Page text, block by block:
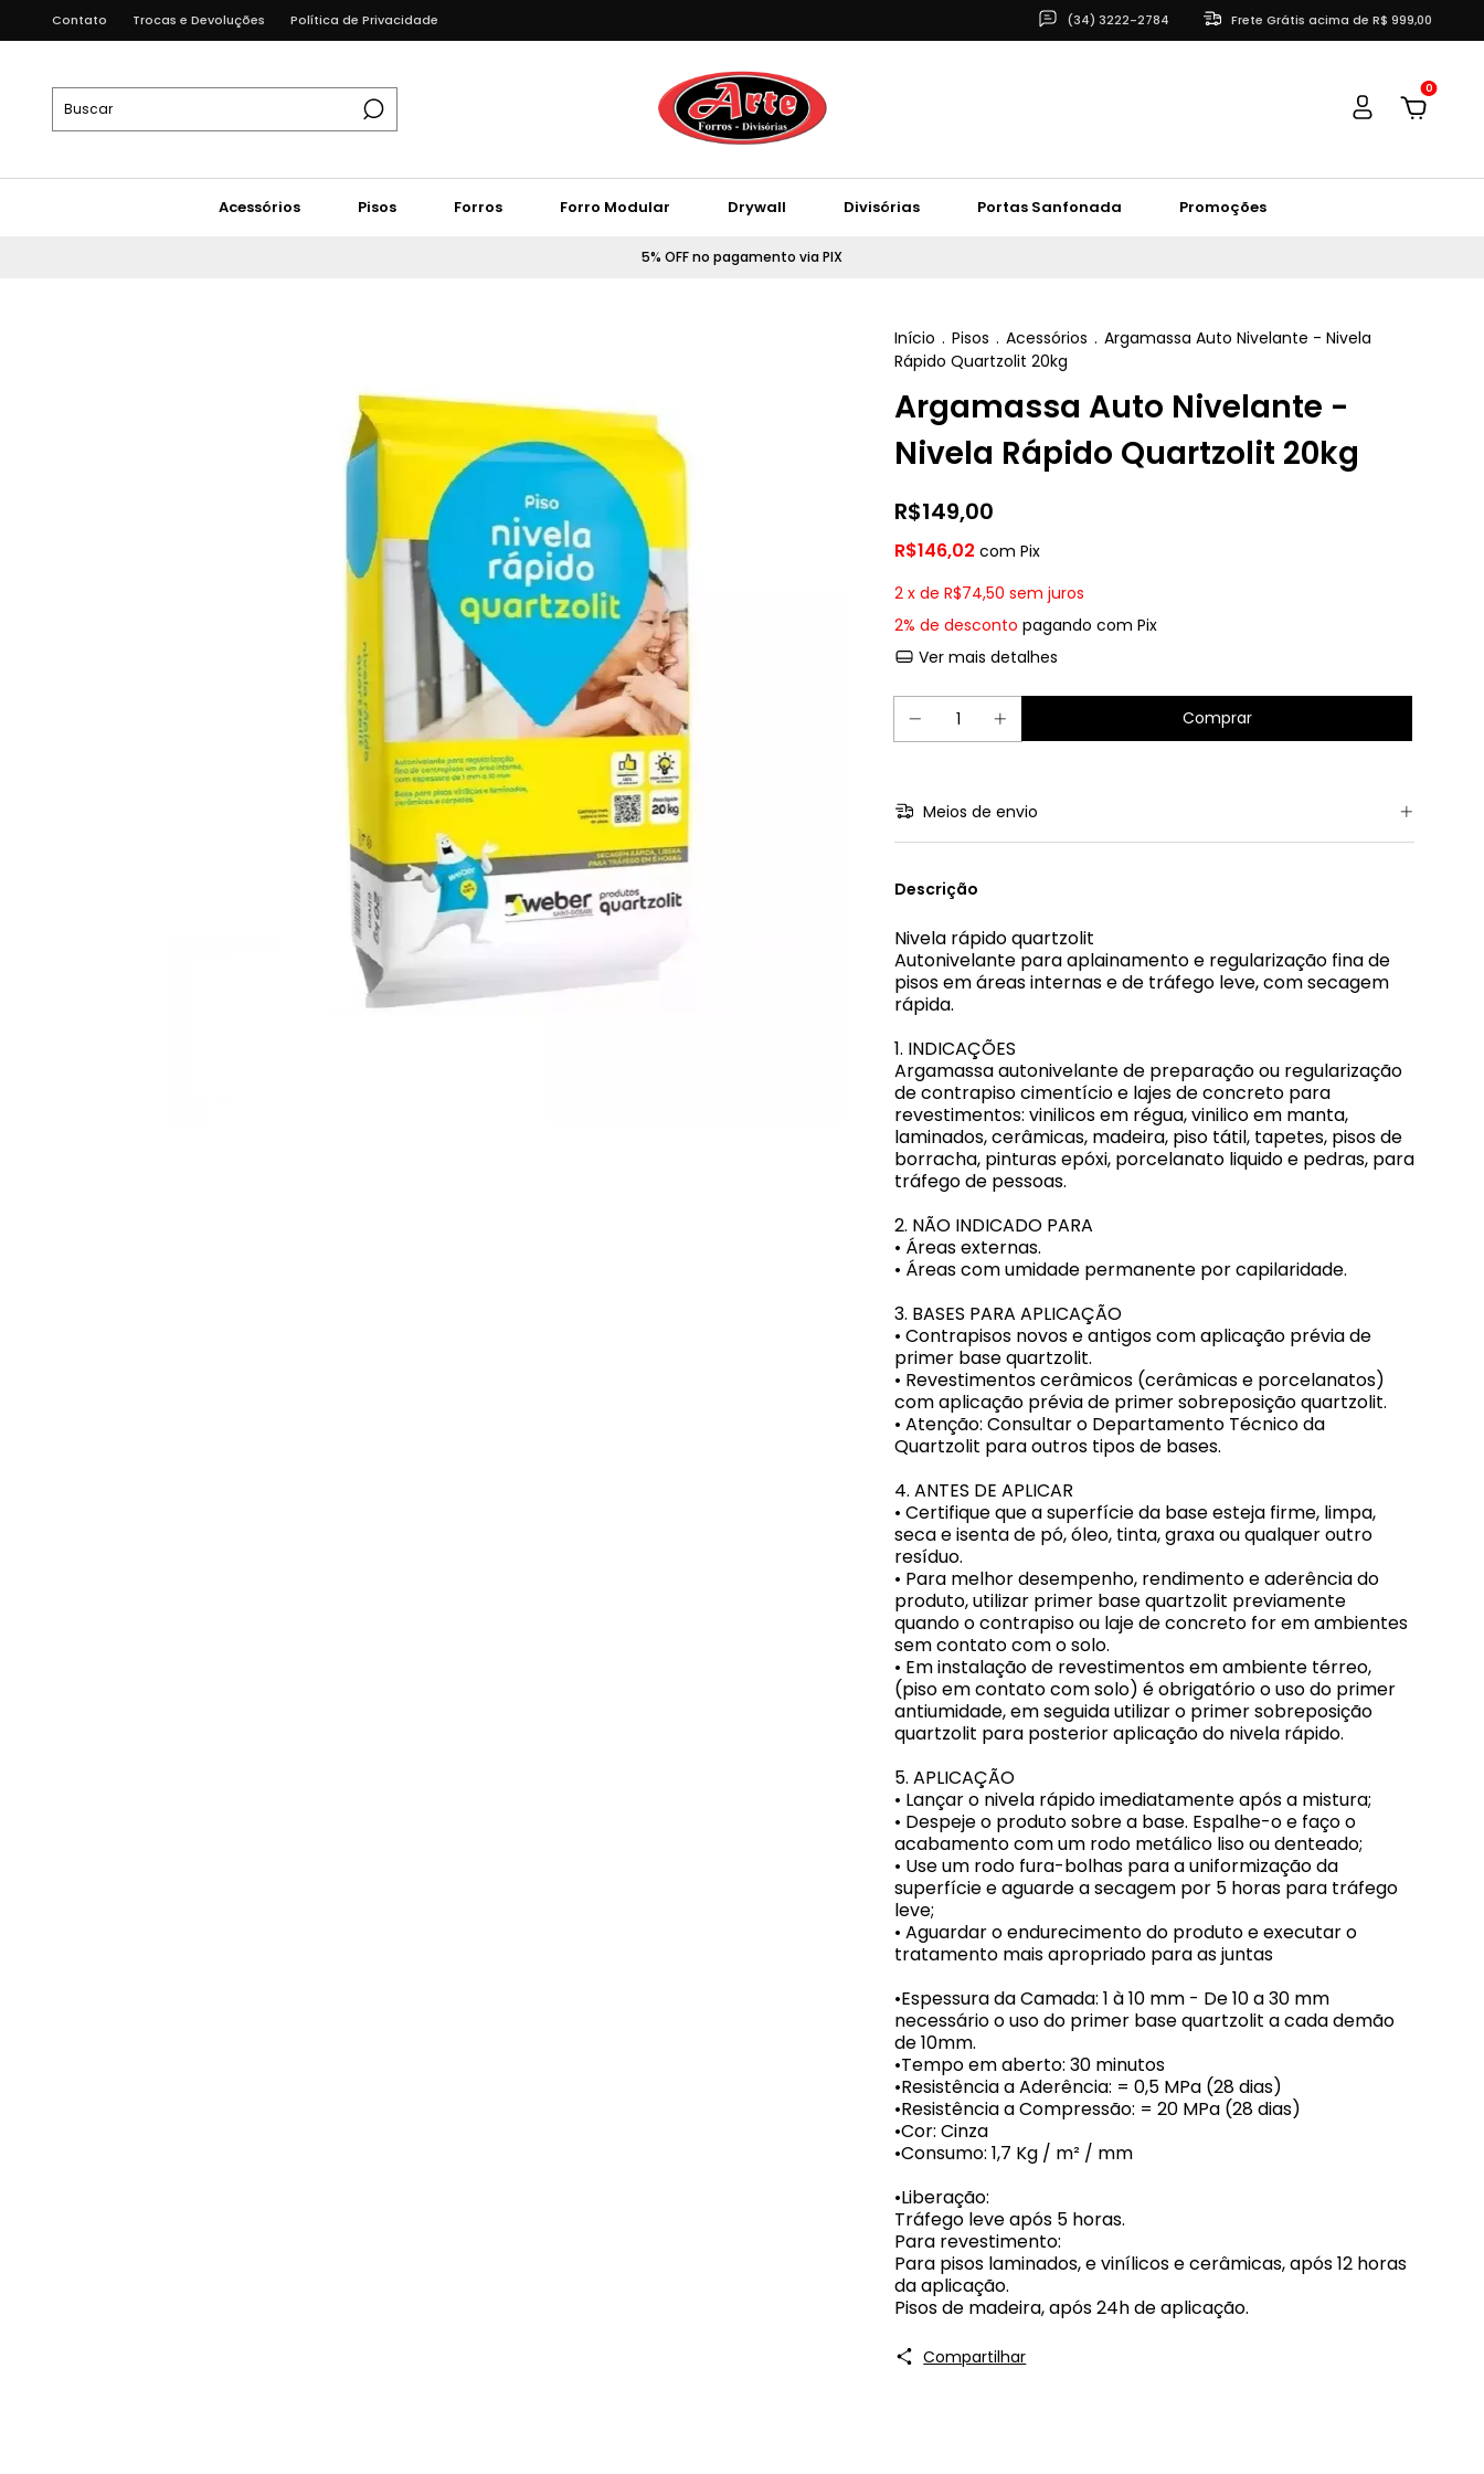
Contato Trocas e Devoluções Política de Privacidade (34) 3222-2784 Frete Grátis acima de R$ 999,00
0
Acessórios Pisos Forros Forro Modular Drywall Divisórias Portas Sanfonada Promoções
5% OFF no pagamento via PIX
Início . Pisos . Acessórios . Argamassa Auto Nivelante - Nivela
Rápido Quartzolit 20kg
Argamassa Auto Nivelante -
Nivela Rápido Quartzolit 20kg
R$149,00
R$146,02 com Pix
2 x de R$74,50 sem juros
2% de desconto pagando com Pix
Ver mais detalhes
Meios de envio
Descrição
Nivela rápido quartzolit
Autonivelante para aplainamento e regularização fina de
pisos em áreas internas e de tráfego leve, com secagem
rápida.
1. INDICAÇÕES
Argamassa autonivelante de preparação ou regularização
de contrapiso cimentício e lajes de concreto para
revestimentos: vinilicos em régua, vinilico em manta,
laminados, cerâmicas, madeira, piso tátil, tapetes, pisos de
borracha, pinturas epóxi, porcelanato liquido e pedras, para
tráfego de pessoas.
2. NÃO INDICADO PARA
• Áreas externas.
• Áreas com umidade permanente por capilaridade.
3. BASES PARA APLICAÇÃO
• Contrapisos novos e antigos com aplicação prévia de
primer base quartzolit.
• Revestimentos cerâmicos (cerâmicas e porcelanatos)
com aplicação prévia de primer sobreposição quartzolit.
• Atenção: Consultar o Departamento Técnico da
Quartzolit para outros tipos de bases.
4. ANTES DE APLICAR
• Certifique que a superfície da base esteja firme, limpa,
seca e isenta de pó, óleo, tinta, graxa ou qualquer outro
resíduo.
• Para melhor desempenho, rendimento e aderência do
produto, utilizar primer base quartzolit previamente
quando o contrapiso ou laje de concreto for em ambientes
sem contato com o solo.
• Em instalação de revestimentos em ambiente térreo,
(piso em contato com solo) é obrigatório o uso do primer
antiumidade, em seguida utilizar o primer sobreposição
quartzolit para posterior aplicação do nivela rápido.
5. APLICAÇÃO
• Lançar o nivela rápido imediatamente após a mistura;
• Despeje o produto sobre a base. Espalhe-o e faço o
acabamento com um rodo metálico liso ou denteado;
• Use um rodo fura-bolhas para a uniformização da
superfície e aguarde a secagem por 5 horas para tráfego
leve;
• Aguardar o endurecimento do produto e executar o
tratamento mais apropriado para as juntas
•Espessura da Camada: 1 à 10 mm - De 10 a 30 mm
necessário o uso do primer base quartzolit a cada demão
de 10mm.
•Tempo em aberto: 30 minutos
•Resistência a Aderência: = 0,5 MPa (28 dias)
•Resistência a Compressão: = 20 MPa (28 dias)
•Cor: Cinza
•Consumo: 1,7 Kg / m² / mm
•Liberação:
Tráfego leve após 5 horas.
Para revestimento:
Para pisos laminados, e vinílicos e cerâmicas, após 12 horas
da aplicação.
Pisos de madeira, após 24h de aplicação.
Compartilhar